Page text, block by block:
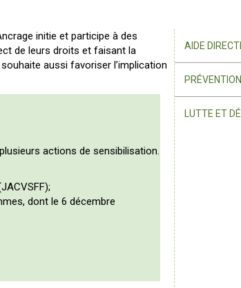
initie et participe à des
de leurs droits et faisant la
aussi favoriser l’implication
actions de sensibilisation.
dont le 6 décembre
AIDE
LUTTE ET